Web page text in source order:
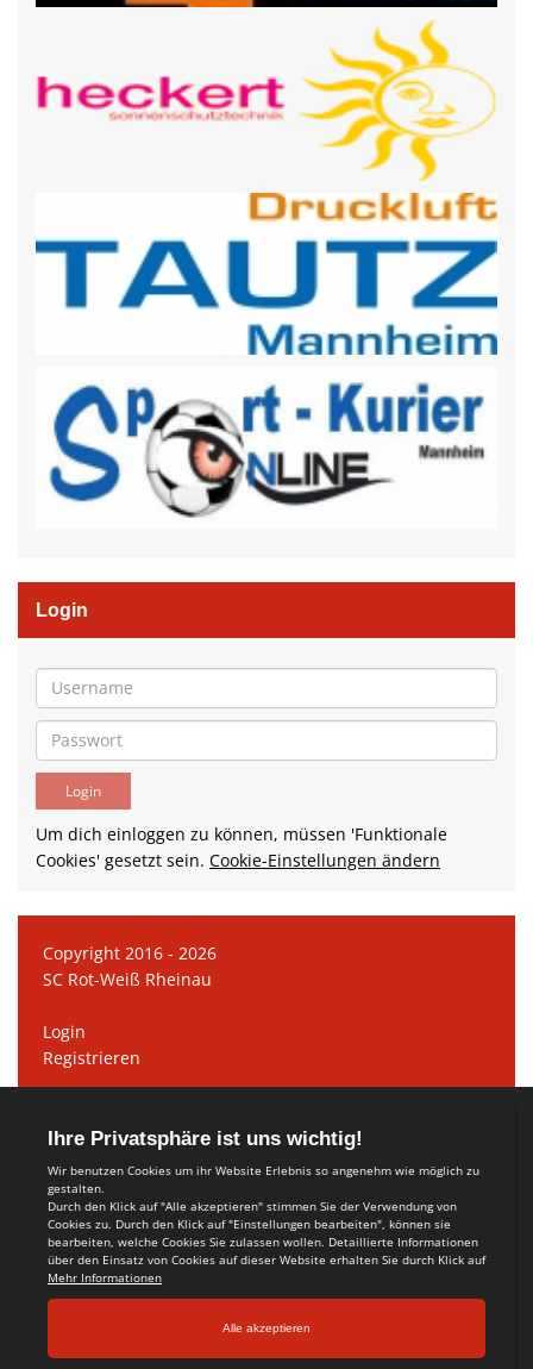
Login
Um dich einloggen zu können, müssen 'Funktionale
Cookies' gesetzt sein. Cookie-Einstellungen ändern
Copyright 2016 - 2026
SC Rot-Weiß Rheinau
Login
Registrieren
Teamsports 2
Dein Sportverein online